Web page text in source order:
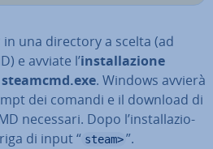
una directory a scelta (ad
e avviate l’in­stal­la­zio­ne
. Windows avvierà
dei comandi e il download di
necessari. Dopo l’in­stal­la­zio­
di input “ steam> ”.